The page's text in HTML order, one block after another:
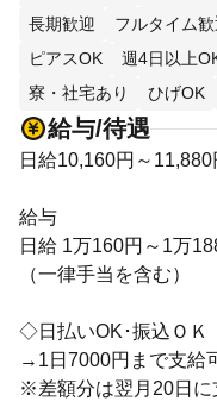
長期歓迎
フルタイム歓
ピアスOK
週4日以上
寮・社宅あり
ひげOK
給与/待遇
日給10,160円～11,880
給与
日給 1万160円～1万
（一律手当を含む）
◇日払いOK･振込ＯＫ
→1日7000円まで支給
※差額分は翌月20日に